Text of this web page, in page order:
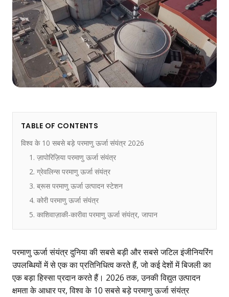
TABLE OF CONTENTS
विश्व के 10 सबसे बड़े परमाणु ऊर्जा संयंत्र 2026
1. ज़ापोरिज़िया परमाणु ऊर्जा संयंत्र
2. ग्रेवलिन्स परमाणु ऊर्जा संयंत्र
3. ब्रूस परमाणु ऊर्जा उत्पादन स्टेशन
4. कोरी परमाणु ऊर्जा संयंत्र
5. काशिवाज़ाकी-कारीवा परमाणु ऊर्जा संयंत्र, जापान
परमाणु ऊर्जा संयंत्र दुनिया की सबसे बड़ी और सबसे जटिल इंजीनियरिंग
उपलब्धियों में से एक का प्रतिनिधित्व करते हैं, जो कई देशों में बिजली का
एक बड़ा हिस्सा प्रदान करते हैं। 2026 तक, उनकी विद्युत उत्पादन
क्षमता के आधार पर, विश्व के 10 सबसे बड़े परमाणु ऊर्जा संयंत्र